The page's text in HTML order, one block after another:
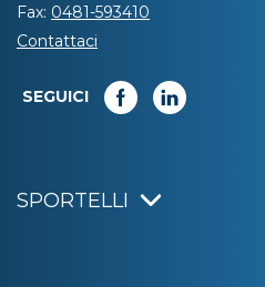
Fax: 0481-593410
Contattaci
SEGUICI
SPORTELLI